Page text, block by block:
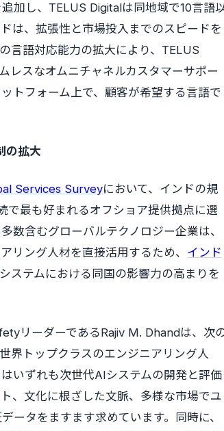
加し、TELUS Digitalは同地域で10言語
は、拡張性と市場投入までのスピードを
言語対応能力の拡大により、TELUS
レスなオムニチャネルカスタマーサポー
トフォーム上で、顧客が希望する言語で
の拡大
Services Surveyにおいて、インドの規
で最も好まれるオフショア提供拠点に選
数含むグローバルテクノロジー企業は、
リング人材を直接活用するため、 インド
ステムにおける同国の影響力の高まりを
リーダーであるRajiv M. Dhandは、次
界トップクラスのエンジニアリング人
いずれも次世代AIシステムの開発と評価
、文化に根ざした文脈、多様な市場でユ
ータをますます求めています。同時に、